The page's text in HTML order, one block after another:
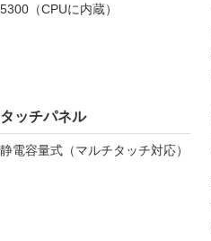
5300（CPUに内蔵）
タッチパネル
静電容量式（マルチタッチ対応）